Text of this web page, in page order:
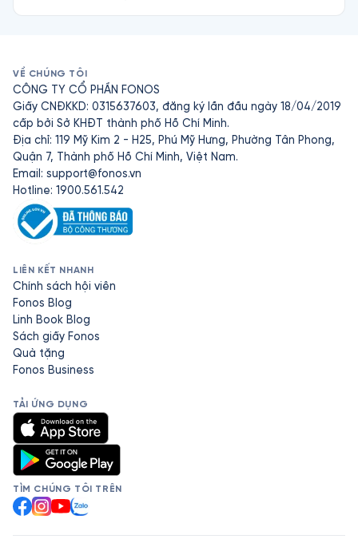
VỀ CHÚNG TÔI
CÔNG TY CỔ PHẦN FONOS
Giấy CNĐKKD: 0315637603, đăng ký lần đầu ngày 18/04/2019
cấp bởi Sở KHĐT thành phố Hồ Chí Minh.
Địa chỉ: 119 Mỹ Kim 2 - H25, Phú Mỹ Hưng, Phường Tân Phong,
Quận 7, Thành phố Hồ Chí Minh, Việt Nam.
Email: support@fonos.vn
Hotline: 1900.561.542
LIÊN KẾT NHANH
Chính sách hội viên
Fonos Blog
Linh Book Blog
Sách giấy Fonos
Quà tặng
Fonos Business
TẢI ỨNG DỤNG
TÌM CHÚNG TÔI TRÊN
Facebook
Instagram
YouTube
Zalo